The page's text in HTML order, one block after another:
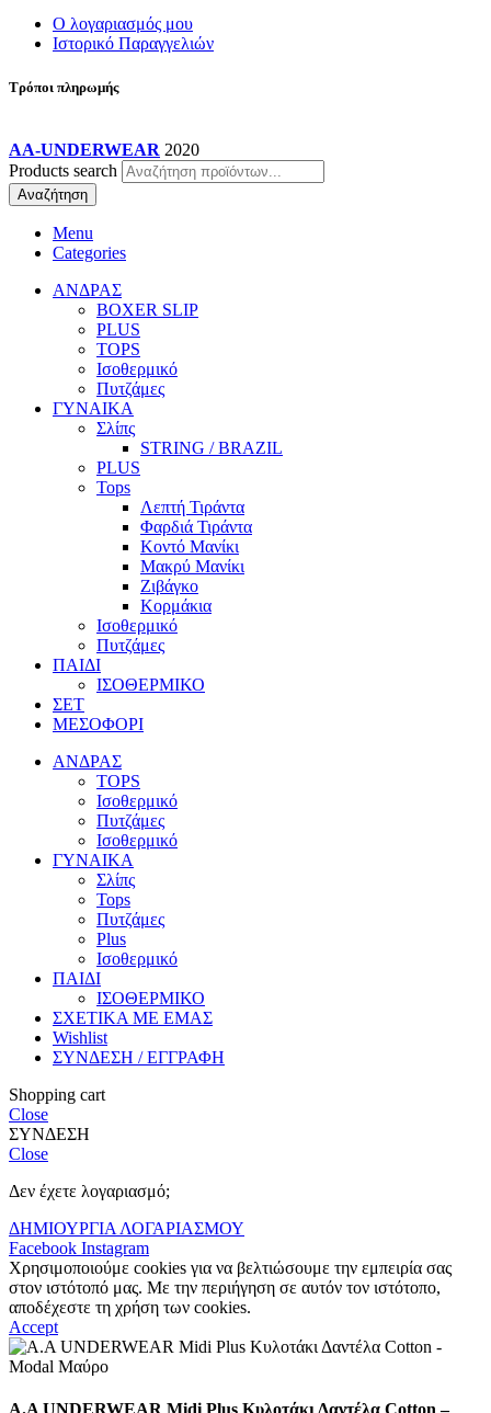
Ο λογαριασμός μου
Ιστορικό Παραγγελιών
Τρόποι πληρωμής
AA-UNDERWEAR 2020
Products search
Αναζήτηση
Menu
Categories
ΑΝΔΡΑΣ
BOXER SLIP
PLUS
TOPS
Ισοθερμικό
Πυτζάμες
ΓΥΝΑΙΚΑ
Σλίπς
STRING / BRAZIL
PLUS
Tops
Λεπτή Τιράντα
Φαρδιά Τιράντα
Κοντό Μανίκι
Μακρύ Μανίκι
Ζιβάγκο
Κορμάκια
Ισοθερμικό
Πυτζάμες
ΠΑΙΔΙ
ΙΣΟΘΕΡΜΙΚΟ
ΣΕΤ
ΜΕΣΟΦΟΡΙ
ΑΝΔΡΑΣ
TOPS
Ισοθερμικό
Πυτζάμες
Ισοθερμικό
ΓΥΝΑΙΚΑ
Σλίπς
Tops
Πυτζάμες
Plus
Ισοθερμικό
ΠΑΙΔΙ
ΙΣΟΘΕΡΜΙΚΟ
ΣΧΕΤΙΚΑ ΜΕ ΕΜΑΣ
Wishlist
ΣΥΝΔΕΣΗ / ΕΓΓΡΑΦΗ
Shopping cart
Close
ΣΥΝΔΕΣΗ
Close
Δεν έχετε λογαριασμό;
ΔΗΜΙΟΥΡΓΙΑ ΛΟΓΑΡΙΑΣΜΟΥ
Facebook Instagram
Χρησιμοποιούμε cookies για να βελτιώσουμε την εμπειρία σας
στον ιστότοπό μας. Με την περιήγηση σε αυτόν τον ιστότοπο,
αποδέχεστε τη χρήση των cookies.
Accept
Α.A UNDERWEAR Midi Plus Κυλοτάκι Δαντέλα Cotton –